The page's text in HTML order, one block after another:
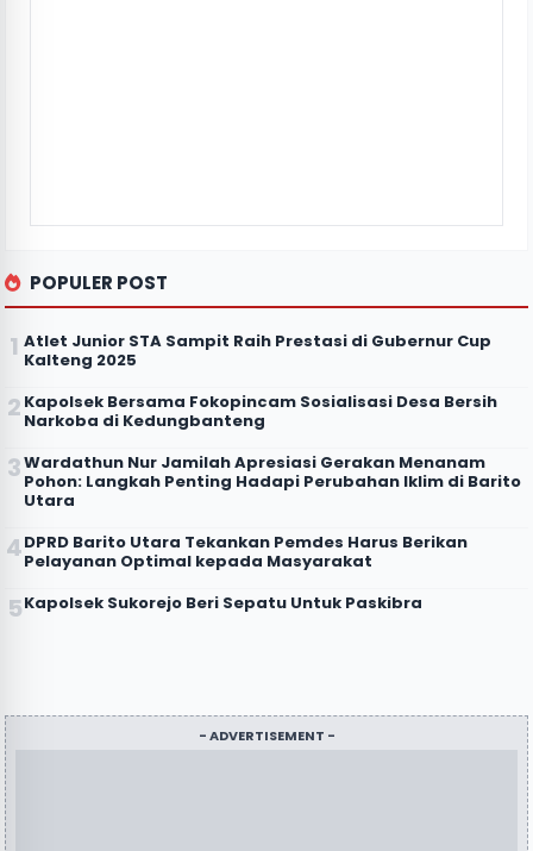
POPULER POST
Atlet Junior STA Sampit Raih Prestasi di Gubernur Cup
Kalteng 2025
Kapolsek Bersama Fokopincam Sosialisasi Desa Bersih
Narkoba di Kedungbanteng
Wardathun Nur Jamilah Apresiasi Gerakan Menanam
Pohon: Langkah Penting Hadapi Perubahan Iklim di Barito
Utara
DPRD Barito Utara Tekankan Pemdes Harus Berikan
Pelayanan Optimal kepada Masyarakat
Kapolsek Sukorejo Beri Sepatu Untuk Paskibra
- ADVERTISEMENT -